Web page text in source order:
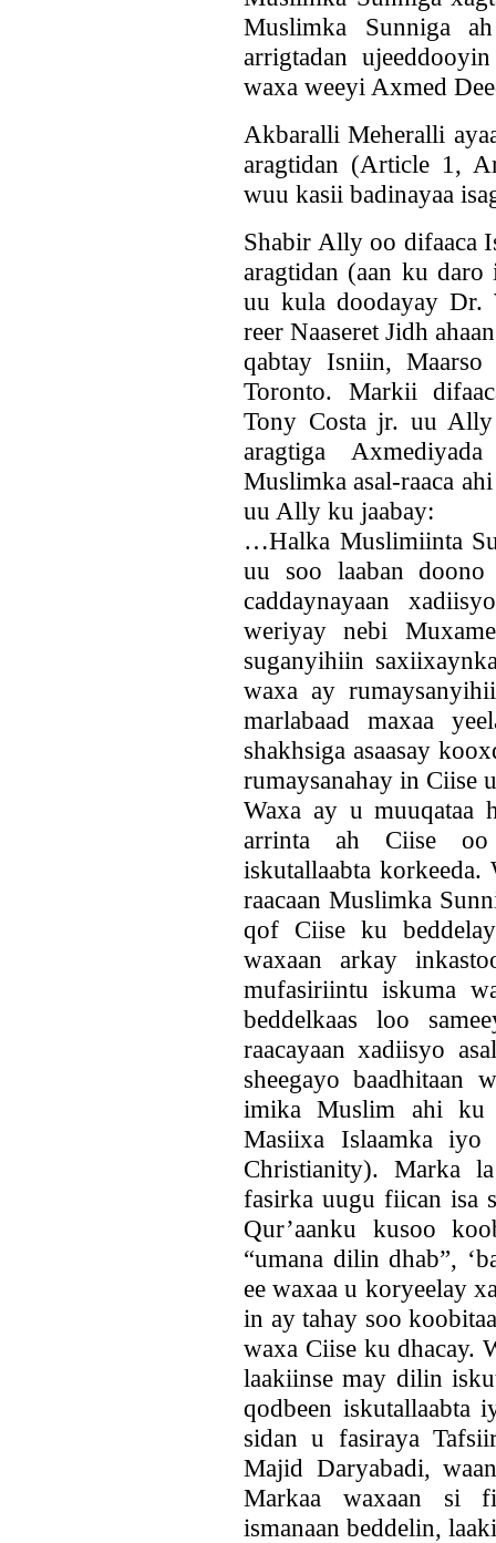
Muslimka Sunniga
arrigtadan
waxa weeyi Axmed
Akbaralli Meheralli
aragtidan (Article 1,
wuu kasii badinayaa
Shabir Ally oo difaaca
aragtidan (aan ku
uu kula doodayay
reer Naaseret Jidh
qabtay Isniin, Maarso
Toronto. Markii
Tony Costa jr. uu Ally
aragtiga
Muslimka asal-raaca
uu Ally ku jaabay:
…Halka Muslimiinta
uu soo laaban doono
caddaynayaan
weriyay nebi
suganyihiin
waxa ay
marlabaad maxaa
shakhsiga asaasay
rumaysanahay in Ciise
Waxa ay u muuqataa
arrinta ah Ciise oo
iskutallaabta korkeeda.
raacaan Muslimka
qof Ciise ku
waxaan arkay
mufasiriintu iskuma
beddelkaas loo
raacayaan xadiisyo
sheegayo baadhitaan
imika Muslim ahi ku
Masiixa Islaamka
Christianity). Marka
fasirka uugu fiican isa
Qur’aanku kusoo
“umana dilin dhab”,
ee waxaa u koryeelay
in ay tahay soo
waxa Ciise ku dhacay.
laakiinse may dilin
qodbeen iskutallaabta
sidan u fasiraya
Majid Daryabadi,
Markaa waxaan si
ismanaan beddelin,